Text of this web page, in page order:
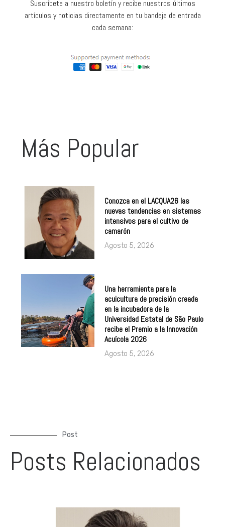
Suscríbete a nuestro boletín y recibe nuestros últimos
artículos y noticias directamente en tu bandeja de entrada
cada semana:
Más Popular
Conozca en el LACQUA26 las
nuevas tendencias en sistemas
intensivos para el cultivo de
camarón
Agosto 5, 2026
Una herramienta para la
acuicultura de precisión creada
en la incubadora de la
Universidad Estatal de São Paulo
recibe el Premio a la Innovación
Acuícola 2026
Agosto 5, 2026
Post
Posts Relacionados